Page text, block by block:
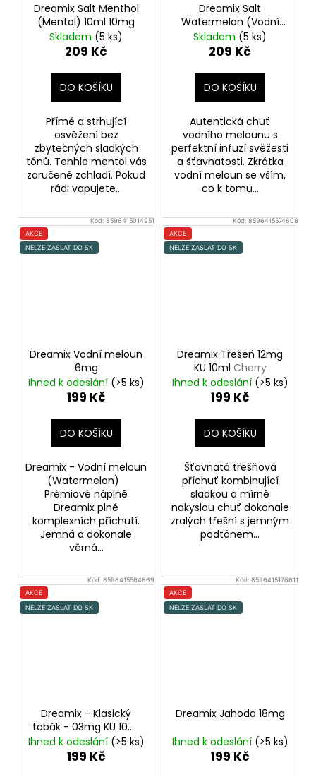
Dreamix Salt Menthol
(Mentol) 10ml 10mg
Skladem (5 ks)
209 Kč
DO KOŠÍKU
Přímé a strhující
osvěžení bez
zbytečných sladkých
tónů. Tenhle mentol vás
zaručeně zchladí. Pokud
rádi vapujete...
Dreamix Salt
Watermelon (Vodní
meloun) 10ml 10mg
Skladem (5 ks)
209 Kč
DO KOŠÍKU
Autentická chuť
vodního melounu s
perfektní infuzí svěžesti
a šťavnatosti. Zkrátka
vodní meloun se vším,
co k tomu...
Kód:8596415014951
AKCE
NELZE ZASLAT DO SK
Dreamix Vodní meloun
6mg
Ihned k odeslání (>5 ks)
199 Kč
DO KOŠÍKU
Dreamix - Vodní meloun
(Watermelon)
Prémiové náplně
Dreamix plné
komplexních příchutí.
Jemná a dokonale
věrná...
Kód:8596415574608
AKCE
NELZE ZASLAT DO SK
Dreamix Třešeň 12mg
KU 10ml Cherry
Ihned k odeslání (>5 ks)
199 Kč
DO KOŠÍKU
Šťavnatá třešňová
příchuť kombinující
sladkou a mírně
nakyslou chuť dokonale
zralých třešní s jemným
podtónem...
Kód:8596415564869
AKCE
NELZE ZASLAT DO SK
Dreamix - Klasický
tabák - 03mg KU 10ml
Classic Tobacco
Ihned k odeslání (>5 ks)
199 Kč
Kód:8596415176611
AKCE
NELZE ZASLAT DO SK
Dreamix Jahoda 18mg
Ihned k odeslání (>5 ks)
199 Kč